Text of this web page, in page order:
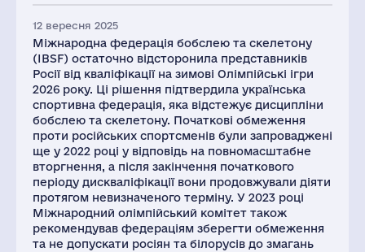
12 вересня 2025
Міжнародна федерація бобслею та скелетону
(IBSF) остаточно відсторонила представників
Росії від кваліфікації на зимові Олімпійські ігри
2026 року. Ці рішення підтвердила українська
спортивна федерація, яка відстежує дисципліни
бобслею та скелетону. Початкові обмеження
проти російських спортсменів були запроваджені
ще у 2022 році у відповідь на повномасштабне
вторгнення, а після закінчення початкового
періоду дискваліфікації вони продовжували діяти
протягом невизначеного терміну. ​​У 2023 році
Міжнародний олімпійський комітет також
рекомендував федераціям зберегти обмеження
та не допускати росіян та білорусів до змагань